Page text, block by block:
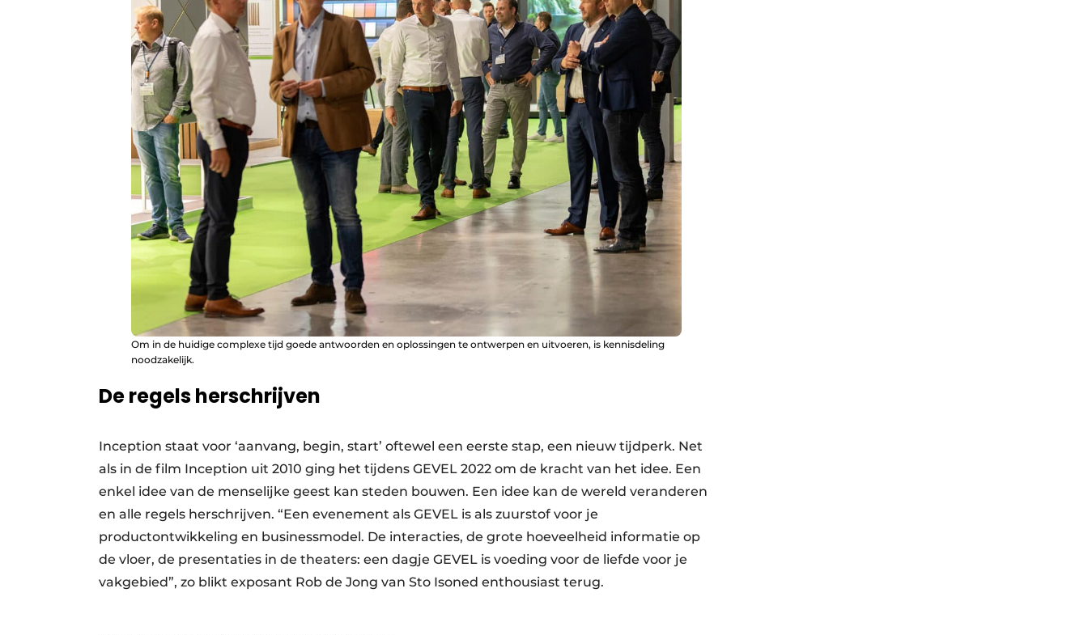
Om in de huidige complexe tijd goede antwoorden en oplossingen te ontwerpen en uitvoeren, is kennisdeling
noodzakelijk.
De regels herschrijven
Inception staat voor ‘aanvang, begin, start’ oftewel een eerste stap, een nieuw tijdperk. Net
als in de film Inception uit 2010 ging het tijdens GEVEL 2022 om de kracht van het idee. Een
enkel idee van de menselijke geest kan steden bouwen. Een idee kan de wereld veranderen
en alle regels herschrijven. “Een evenement als GEVEL is als zuurstof voor je
productontwikkeling en businessmodel. De interacties, de grote hoeveelheid informatie op
de vloer, de presentaties in de theaters: een dagje GEVEL is voeding voor de liefde voor je
vakgebied”, zo blikt exposant Rob de Jong van Sto Isoned enthousiast terug.